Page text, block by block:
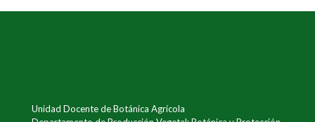
Unidad Docente de Botánica Agrícola